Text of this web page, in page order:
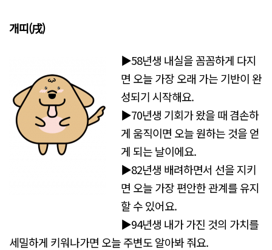
개띠(戌)
▶58년생 내실을 꼼꼼하게 다지
면 오늘 가장 오래 가는 기반이 완
성되기 시작해요.
▶70년생 기회가 왔을 때 겸손하
게 움직이면 오늘 원하는 것을 얻
게 되는 날이에요.
▶82년생 배려하면서 선을 지키
면 오늘 가장 편안한 관계를 유지
할 수 있어요.
▶94년생 내가 가진 것의 가치를
세밀하게 키워나가면 오늘 주변도 알아봐 줘요.